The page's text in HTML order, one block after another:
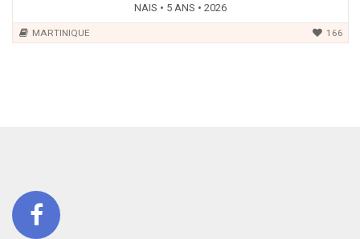
NAIS • 5 ANS • 2026
MARTINIQUE 166